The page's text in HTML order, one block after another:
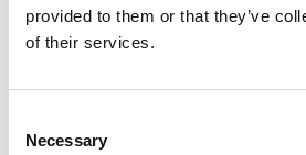
provided to them or that they’ve
of their services.
Selection
Necessary
Voor 15:00 besteld,